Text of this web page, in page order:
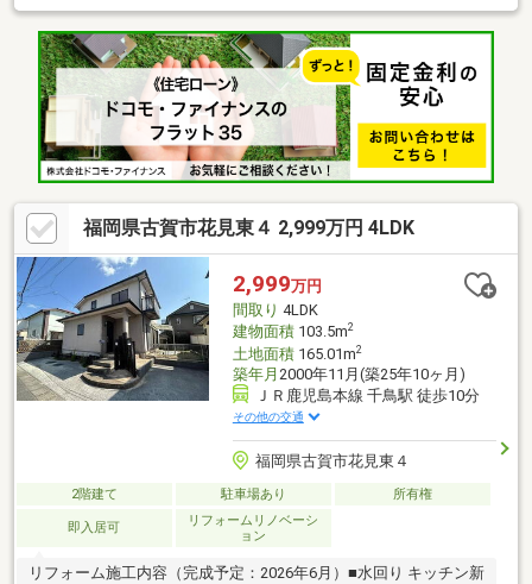
済で水回りはすべて新品、食洗機つき、浴室乾燥機あり■2台分の
駐車場スペースがあるので車をお持ちの方でも安心です＊＊＊＊
＊＊＊＊物件選びや住宅ローンのこと、不動産購入のなんでもコ
コハウスにお気軽にご相談ください！お客様のマイホーム探しを
スタートからゴールまでお手伝いします
福岡県古賀市花見東４ 2,999万円 4LDK
2,999万円
間取り 4LDK
建物面積103.5m2
土地面積165.01m2
築年月 2000年11月(築25年10ヶ月)
ＪＲ鹿児島本線 千鳥駅 徒歩10分
その他の交通
福岡県古賀市花見東４
2階建て 駐車場あり 所有権
即入居可
リフォームリノベーシ
ョン
リフォーム施工内容（完成予定：2026年6月）■水回り キッチン新